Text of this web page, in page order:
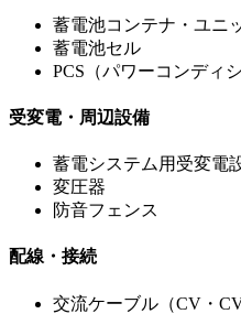
蓄電池コンテナ・ユニ
蓄電池セル
PCS（パワーコンディ
受変電・周辺設備
蓄電システム用受変電
変圧器
防音フェンス
配線・接続
交流ケーブル（CV・